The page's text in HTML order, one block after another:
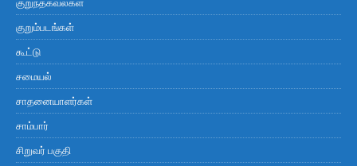
குறும்படங்கள்
கூட்டு
சமையல்
சாதனையாளர்கள்
சாம்பார்
சிறுவர் பகுதி